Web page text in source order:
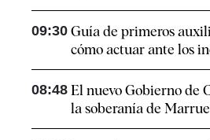
09:30 Guía de primeros
cómo actuar ante los
08:48 El nuevo Gobierno de
la soberanía de